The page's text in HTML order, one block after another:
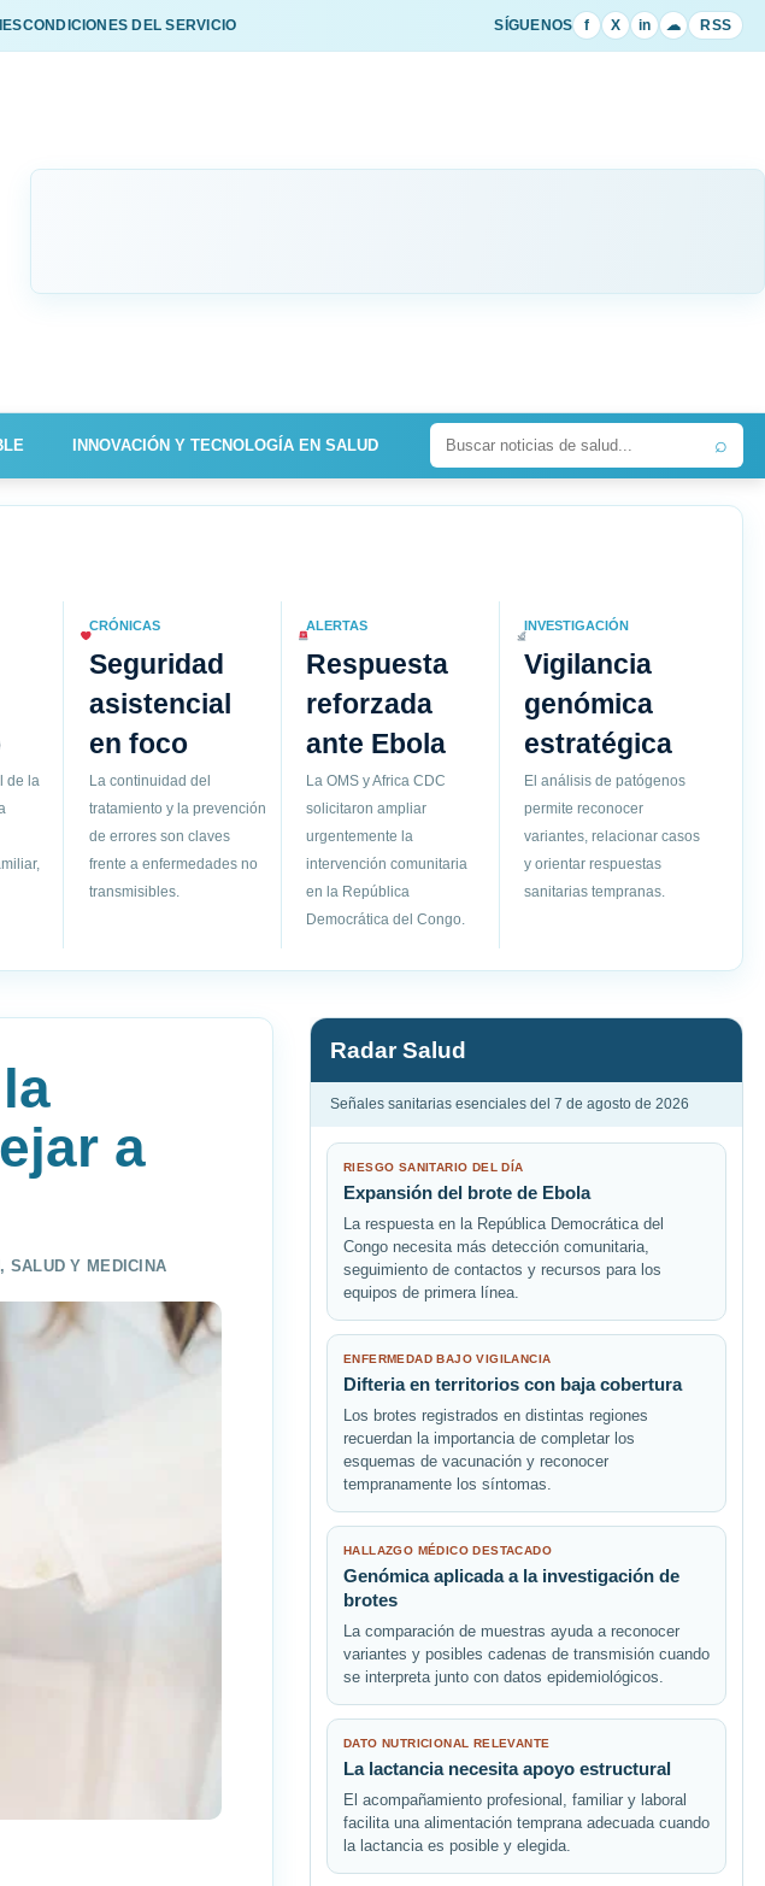
CONDICIONES DEL SERVICIO SÍGUENOS f X in ☁ RSS
INNOVACIÓN Y TECNOLOGÍA EN SALUD ⌕
de la
CRÓNICAS
Seguridad
asistencial
en foco
La continuidad del
tratamiento y la prevención
de errores son claves
frente a enfermedades no
transmisibles.
ALERTAS
Respuesta
reforzada
ante Ebola
La OMS y Africa CDC
solicitaron ampliar
urgentemente la
intervención comunitaria
en la República
Democrática del Congo.
INVESTIGACIÓN
Vigilancia
genómica
estratégica
El análisis de patógenos
permite reconocer
variantes, relacionar casos
y orientar respuestas
sanitarias tempranas.
a
, SALUD Y MEDICINA
Radar Salud
Señales sanitarias esenciales del 7 de agosto de 2026
RIESGO SANITARIO DEL DÍA
Expansión del brote de Ebola
La respuesta en la República Democrática del
Congo necesita más detección comunitaria,
seguimiento de contactos y recursos para los
equipos de primera línea.
ENFERMEDAD BAJO VIGILANCIA
Difteria en territorios con baja cobertura
Los brotes registrados en distintas regiones
recuerdan la importancia de completar los
esquemas de vacunación y reconocer
tempranamente los síntomas.
HALLAZGO MÉDICO DESTACADO
Genómica aplicada a la investigación de
brotes
La comparación de muestras ayuda a reconocer
variantes y posibles cadenas de transmisión cuando
se interpreta junto con datos epidemiológicos.
DATO NUTRICIONAL RELEVANTE
La lactancia necesita apoyo estructural
El acompañamiento profesional, familiar y laboral
facilita una alimentación temprana adecuada cuando
la lactancia es posible y elegida.